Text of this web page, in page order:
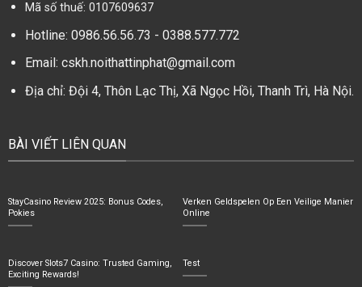
Mã số thuế: 0107609637
Hotline: 0986.56.56.73 - 0388.577.772
Email: cskh.noithattinphat@gmail.com
Địa chỉ: Đội 4, Thôn Lạc Thị, Xã Ngọc Hồi, Thanh Trì, Hà Nội.
BÀI VIẾT LIÊN QUAN
StayCasino Review 2025: Bonus Codes,
Pokies
Verken Geldspelen Op Een Veilige Manier
Online
Discover Slots7 Casino: Trusted Gaming,
Exciting Rewards!
Test